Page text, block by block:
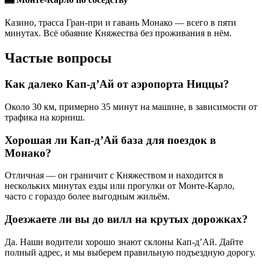
Казино, трасса Гран-при и гавань Монако — всего в пяти
минутах. Всё обаяние Княжества без проживания в нём.
Частые вопросы
Как далеко Кап-д’Ай от аэропорта Ниццы?
Около 30 км, примерно 35 минут на машине, в зависимости от
трафика на корниш.
Хорошая ли Кап-д’Ай база для поездок в
Монако?
Отличная — он граничит с Княжеством и находится в
нескольких минутах езды или прогулки от Монте-Карло,
часто с гораздо более выгодным жильём.
Доезжаете ли вы до вилл на крутых дорожках?
Да. Наши водители хорошо знают склоны Кап-д’Ай. Дайте
полный адрес, и мы выберем правильную подъездную дорогу.